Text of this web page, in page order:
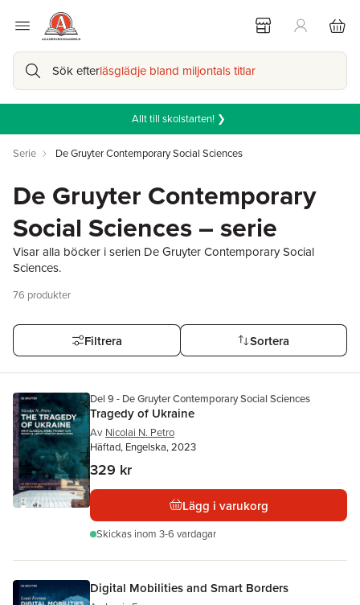
Sök efterläsglädje bland miljontals titlar
Allt till skolstarten! ❯
Serie De Gruyter Contemporary Social Sciences
De Gruyter Contemporary
Social Sciences – serie
Visar alla böcker i serien De Gruyter Contemporary Social
Sciences.
76 produkter
Filtrera Sortera
Del 9 - De Gruyter Contemporary Social Sciences
Tragedy of Ukraine
Av Nicolai N. Petro
Häftad, Engelska, 2023
329 kr
Lägg i varukorg
Skickas inom 3-6 vardagar
Digital Mobilities and Smart Borders